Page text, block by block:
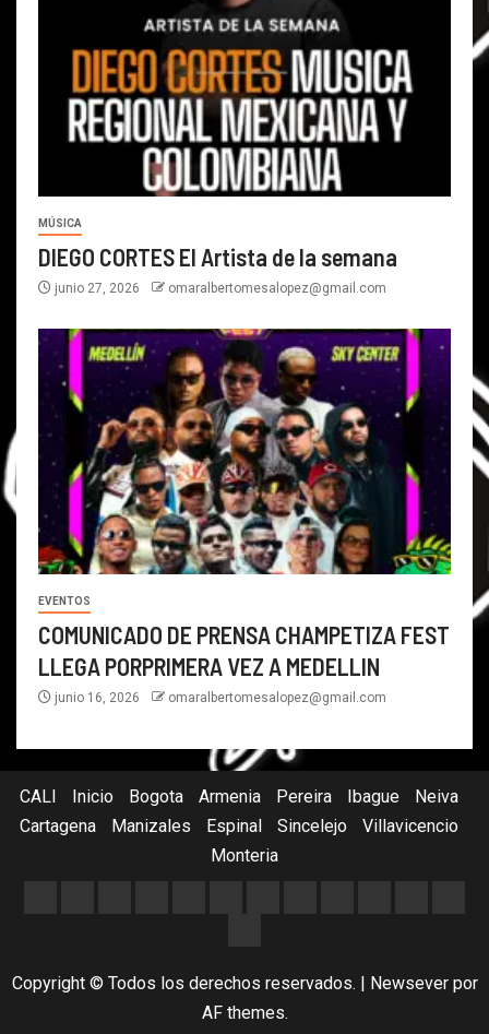
MÚSICA
DIEGO CORTES El Artista de la semana
junio 27, 2026 omaralbertomesalopez@gmail.com
EVENTOS
COMUNICADO DE PRENSA CHAMPETIZA FEST
LLEGA PORPRIMERA VEZ A MEDELLIN
junio 16, 2026 omaralbertomesalopez@gmail.com
CALI Inicio Bogota Armenia Pereira Ibague
Neiva
Cartagena
Manizales Espinal Sincelejo
Villavicencio
Monteria
Copyright © Todos los derechos reservados. | Newseverpor
AF themes.